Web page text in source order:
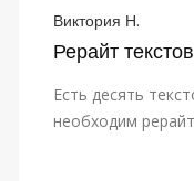
Виктория Н.
Рерайт
Есть десять
необходим